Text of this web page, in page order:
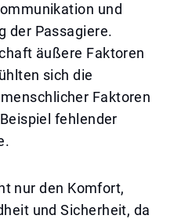
und
der Passagiere.
äußere Faktoren
sich die
Faktoren
fehlender
nur den Komfort,
und Sicherheit, da